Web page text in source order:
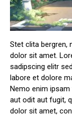
Stet clita bergren,
dolor sit amet.
sadipscing elitr
labore et dolore
Nemo enim
aut odit aut fugit,
dolor sit amet,